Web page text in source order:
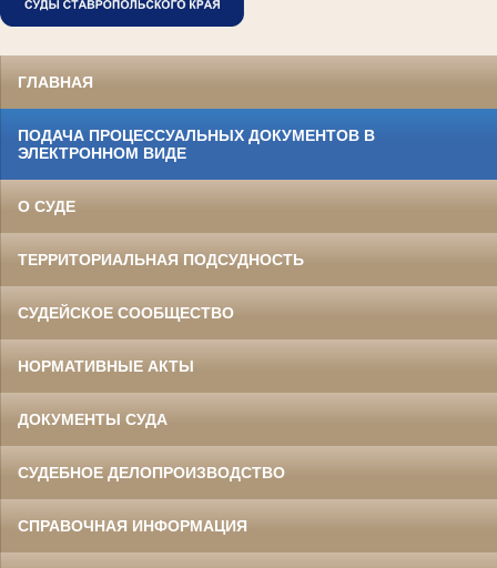
ГЛАВНАЯ
ПОДАЧА ПРОЦЕССУАЛЬНЫХ ДОКУМЕНТОВ В
ЭЛЕКТРОННОМ ВИДЕ
О СУДЕ
ТЕРРИТОРИАЛЬНАЯ ПОДСУДНОСТЬ
СУДЕЙСКОЕ СООБЩЕСТВО
НОРМАТИВНЫЕ АКТЫ
ДОКУМЕНТЫ СУДА
СУДЕБНОЕ ДЕЛОПРОИЗВОДСТВО
СПРАВОЧНАЯ ИНФОРМАЦИЯ